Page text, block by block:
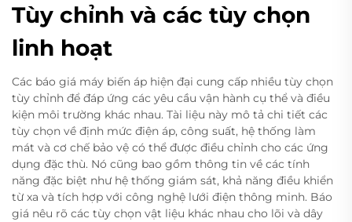
Tùy chỉnh và các tùy chọn
linh hoạt
Các báo giá máy biến áp hiện đại cung cấp nhiều tùy chọn
tùy chỉnh để đáp ứng các yêu cầu vận hành cụ thể và điều
kiện môi trường khác nhau. Tài liệu này mô tả chi tiết các
tùy chọn về định mức điện áp, công suất, hệ thống làm
mát và cơ chế bảo vệ có thể được điều chỉnh cho các ứng
dụng đặc thù. Nó cũng bao gồm thông tin về các tính
năng đặc biệt như hệ thống giám sát, khả năng điều khiển
từ xa và tích hợp với công nghệ lưới điện thông minh. Báo
giá nêu rõ các tùy chọn vật liệu khác nhau cho lõi và dây